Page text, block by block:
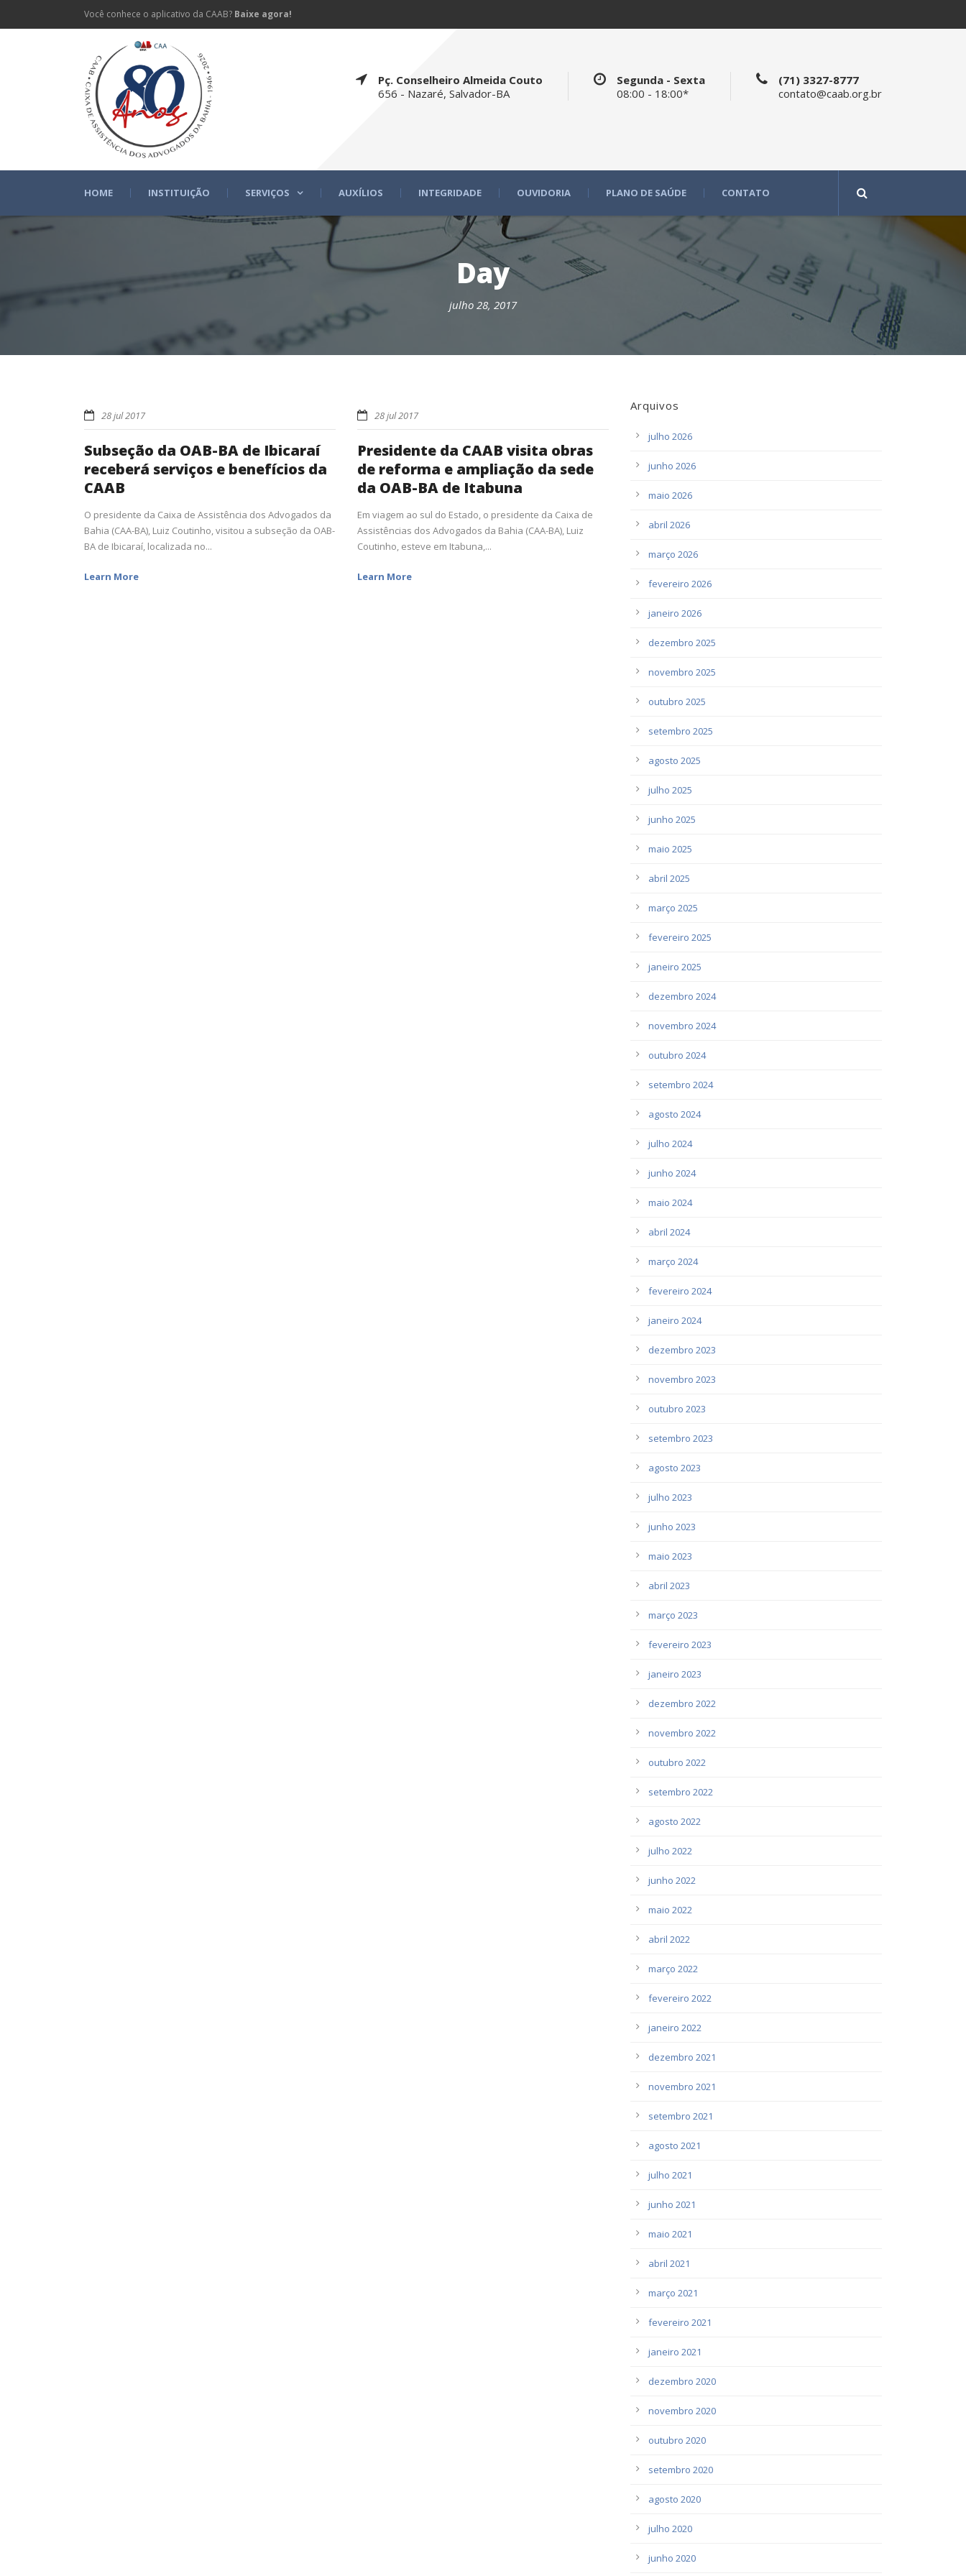
Você conhece o aplicativo da CAAB? Baixe agora!
Pç. Conselheiro Almeida Couto
656 - Nazaré, Salvador-BA
Segunda - Sexta
08:00 - 18:00*
(71) 3327-8777
contato@caab.org.br
HOME INSTITUIÇÃO SERVIÇOS AUXÍLIOS INTEGRIDADE OUVIDORIA PLANO DE SAÚDE CONTATO
Day
julho 28, 2017
28 jul 2017
Subseção da OAB-BA de Ibicaraí
receberá serviços e benefícios da
CAAB
O presidente da Caixa de Assistência dos Advogados da
Bahia (CAA-BA), Luiz Coutinho, visitou a subseção da OAB-
BA de Ibicaraí, localizada no...
Learn More
28 jul 2017
Presidente da CAAB visita obras
de reforma e ampliação da sede
da OAB-BA de Itabuna
Em viagem ao sul do Estado, o presidente da Caixa de
Assistências dos Advogados da Bahia (CAA-BA), Luiz
Coutinho, esteve em Itabuna,...
Learn More
Arquivos
julho 2026
junho 2026
maio 2026
abril 2026
março 2026
fevereiro 2026
janeiro 2026
dezembro 2025
novembro 2025
outubro 2025
setembro 2025
agosto 2025
julho 2025
junho 2025
maio 2025
abril 2025
março 2025
fevereiro 2025
janeiro 2025
dezembro 2024
novembro 2024
outubro 2024
setembro 2024
agosto 2024
julho 2024
junho 2024
maio 2024
abril 2024
março 2024
fevereiro 2024
janeiro 2024
dezembro 2023
novembro 2023
outubro 2023
setembro 2023
agosto 2023
julho 2023
junho 2023
maio 2023
abril 2023
março 2023
fevereiro 2023
janeiro 2023
dezembro 2022
novembro 2022
outubro 2022
setembro 2022
agosto 2022
julho 2022
junho 2022
maio 2022
abril 2022
março 2022
fevereiro 2022
janeiro 2022
dezembro 2021
novembro 2021
setembro 2021
agosto 2021
julho 2021
junho 2021
maio 2021
abril 2021
março 2021
fevereiro 2021
janeiro 2021
dezembro 2020
novembro 2020
outubro 2020
setembro 2020
agosto 2020
julho 2020
junho 2020